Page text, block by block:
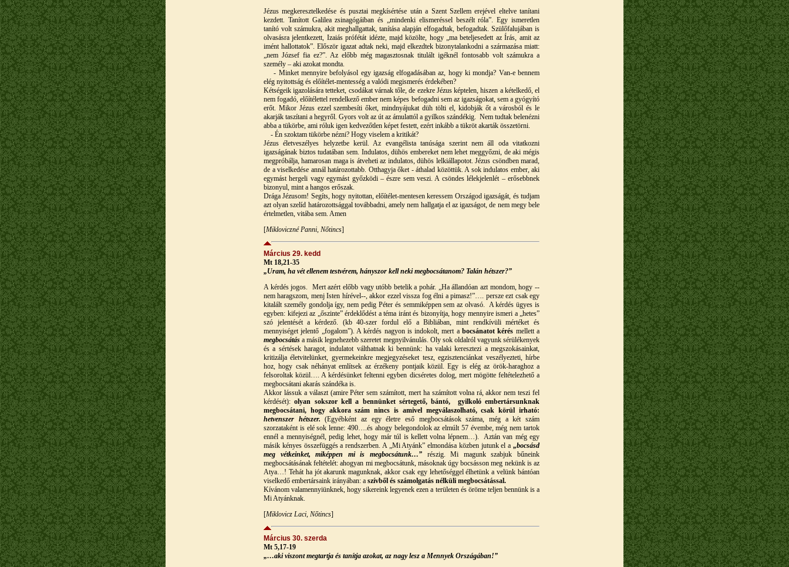
Jézus megkeresztelkedése és pusztai megkísértése után a Szent Szellem erejével eltelve tanítani
kezdett. Tanított Galilea zsinagógáiban és „mindenki elismeréssel beszélt róla”. Egy ismeretlen
tanító volt számukra, akit meghallgattak, tanítása alapján elfogadtak, befogadtak. Szülőfalujában is
olvasásra jelentkezett, Izaiás prófétát idézte, majd közölte, hogy „ma beteljesedett az Írás, amit az
imént hallottatok”. Először igazat adtak neki, majd elkezdtek bizonytalankodni a származása miatt:
„nem József fia ez?”. Az előbb még magasztosnak titulált igéknél fontosabb volt számukra a
személy – aki azokat mondta.
- Minket mennyire befolyásol egy igazság elfogadásában az, hogy ki mondja? Van-e bennem
elég nyitottság és előítélet-mentesség a valódi megismerés érdekében?
Kétségeik igazolására tetteket, csodákat várnak tőle, de ezekre Jézus képtelen, hiszen a kételkedő, el
nem fogadó, előítélettel rendelkező ember nem képes befogadni sem az igazságokat, sem a gyógyító
erőt. Mikor Jézus ezzel szembesíti őket, mindnyájukat düh tölti el, kidobják őt a városból és le
akarják taszítani a hegyről. Gyors volt az út az ámulattól a gyilkos szándékig. Nem tudtak belenézni
abba a tükörbe, ami róluk igen kedvezőtlen képet festett, ezért inkább a tükröt akarták összetörni.
- Én szoktam tükörbe nézni? Hogy viselem a kritikát?
Jézus életveszélyes helyzetbe kerül. Az evangélista tanúsága szerint nem áll oda vitatkozni
igazságának biztos tudatában sem. Indulatos, dühös embereket nem lehet meggyőzni, de aki mégis
megpróbálja, hamarosan maga is átveheti az indulatos, dühös lelkiállapotot. Jézus csöndben marad,
de a viselkedése annál határozottabb. Otthagyja őket - áthalad közöttük. A sok indulatos ember, aki
egymást hergeli vagy egymást győzködi – észre sem veszi. A csöndes lélekjelenlét – erősebbnek
bizonyul, mint a hangos erőszak.
Drága Jézusom! Segíts, hogy nyitottan, előítélet-mentesen keressem Országod igazságát, és tudjam
azt olyan szelíd határozottsággal továbbadni, amely nem hallgatja el az igazságot, de nem megy bele
értelmetlen, vitába sem. Amen
[Mikloviczné Panni, Nőtincs]
Március 29. kedd
Mt 18,21-35
„Uram, ha vét ellenem testvérem, hányszor kell neki megbocsátanom? Talán hétszer?”
A kérdés jogos. Mert azért előbb vagy utóbb betelik a pohár. „Ha állandóan azt mondom, hogy --
nem haragszom, menj Isten hírével--, akkor ezzel vissza fog élni a pimasz!”…. persze ezt csak egy
kitalált személy gondolja így, nem pedig Péter és semmiképpen sem az olvasó. A kérdés ügyes is
egyben: kifejezi az „őszinte” érdeklődést a téma iránt és bizonyítja, hogy mennyire ismeri a „hetes”
szó jelentését a kérdező. (kb 40-szer fordul elő a Bibliában, mint rendkívüli mértéket és
mennyiséget jelentő „fogalom”). A kérdés nagyon is indokolt, mert abocsánatot kérés mellett a
megbocsátás a másik legnehezebb szeretet megnyilvánulás. Oly sok oldalról vagyunk sérülékenyek
és a sértések haragot, indulatot válthatnak ki bennünk: ha valaki keresztezi a megszokásainkat,
kritizálja életvitelünket, gyermekeinkre megjegyzéseket tesz, egzisztenciánkat veszélyezteti, hírbe
hoz, hogy csak néhányat említsek az érzékeny pontjaik közül. Egy is elég az örök-haraghoz a
felsoroltak közül…. A kérdésünket feltenni egyben dicséretes dolog, mert mögötte feltételezhető a
megbocsátani akarás szándéka is.
Akkor lássuk a választ (amire Péter sem számított, mert ha számított volna rá, akkor nem teszi fel
kérdését):olyan sokszor kell a bennünket sértegető, bántó, gyilkoló embertársunknak
megbocsátani, hogy akkora szám nincs is amivel megválaszolható, csak körül irható:
hetvenszer hétszer. (Egyébként az egy életre eső megbocsátások száma, még a két szám
szorzataként is elé sok lenne: 490….és ahogy belegondolok az elmúlt 57 évembe, még nem tartok
ennél a mennyiségnél, pedig lehet, hogy már túl is kellett volna lépnem…). Aztán van még egy
másik kényes összefüggés a rendszerben. A „Mi Atyánk” elmondása közben jutunk el a „bocsásd
meg vétkeinket, miképpen mi is megbocsátunk…” részig. Mi magunk szabjuk bűneink
megbocsátásának feltételét: ahogyan mi megbocsátunk, másoknak úgy bocsásson meg nekünk is az
Atya…! Tehát ha jót akarunk magunknak, akkor csak egy lehetőséggel élhetünk a velünk bántóan
viselkedő embertársaink irányában: a szívből és számolgatás nélküli megbocsátással.
Kívánom valamennyiünknek, hogy sikereink legyenek ezen a területen és öröme teljen bennünk is a
Mi Atyánknak.
[Miklovicz Laci, Nőtincs]
Március 30. szerda
Mt 5,17-19
„…aki viszont megtartja és tanítja azokat, az nagy lesz a Mennyek Országában!”